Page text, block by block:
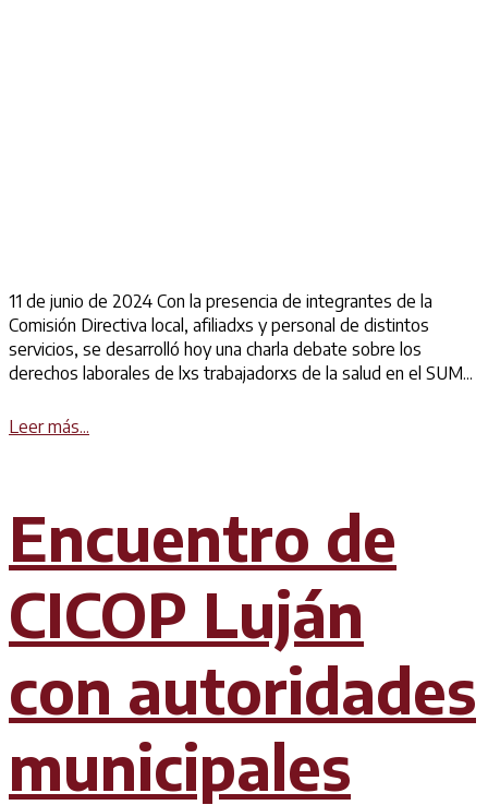
11 de junio de 2024 Con la presencia de integrantes de la
Comisión Directiva local, afiliadxs y personal de distintos
servicios, se desarrolló hoy una charla debate sobre los
derechos laborales de lxs trabajadorxs de la salud en el SUM...
Leer más...
Encuentro de
CICOP Luján
con autoridades
municipales